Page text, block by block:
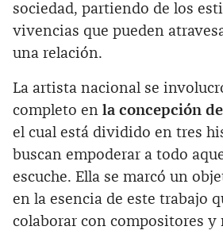
sociedad, partiendo de los
vivencias que pueden
una relación.
La artista nacional se
completo en la concepción de
el cual está dividido en tres
buscan empoderar a todo
escuche. Ella se marcó un
en la esencia de este trabajo
colaborar con compositores y